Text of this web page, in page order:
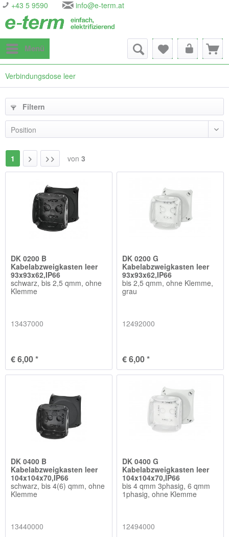
+43 5 9590 info@e-term.at
Menü
Verbindungsdose leer
Filtern
1 von 3
DK 0200 B
Kabelabzweigkasten leer
93x93x62,IP66
schwarz, bis 2,5 qmm, ohne
Klemme
13437000
€ 6,00 *
DK 0200 G
Kabelabzweigkasten leer
93x93x62,IP66
bis 2,5 qmm, ohne Klemme,
grau
12492000
€ 6,00 *
DK 0400 B
Kabelabzweigkasten leer
104x104x70,IP66
schwarz, bis 4(6) qmm, ohne
Klemme
13440000
DK 0400 G
Kabelabzweigkasten leer
104x104x70,IP66
bis 4 qmm 3phasig, 6 qmm
1phasig, ohne Klemme
12494000